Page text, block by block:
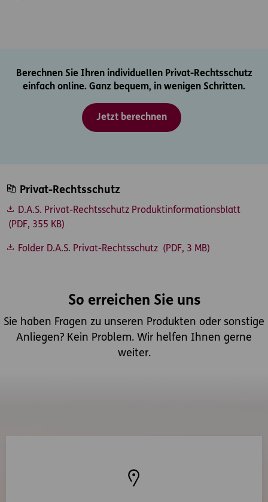
Berechnen Sie Ihren individuellen Privat-Rechtsschutz
einfach online. Ganz bequem, in wenigen Schritten.
Jetzt berechnen
Privat-Rechtsschutz
D.A.S. Privat-Rechtsschutz Produktinformationsblatt
(PDF, 355 KB)
Folder D.A.S. Privat-Rechtsschutz (PDF, 3 MB)
So erreichen Sie uns
Sie haben Fragen zu unseren Produkten oder sonstige
Anliegen? Kein Problem. Wir helfen Ihnen gerne
weiter.